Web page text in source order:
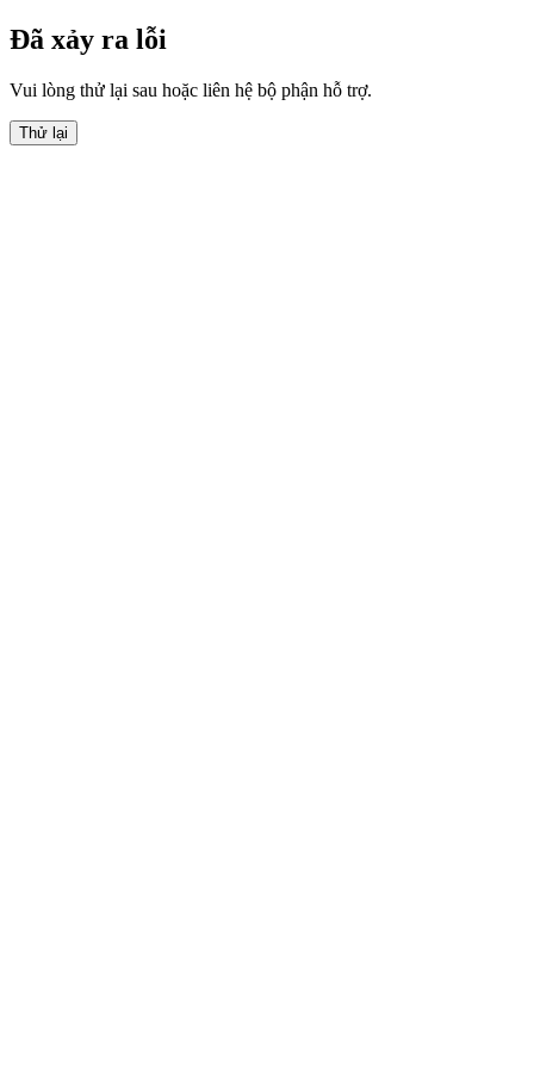
Đã xảy ra lỗi
Vui lòng thử lại sau hoặc liên hệ bộ phận hỗ trợ.
Thử lại